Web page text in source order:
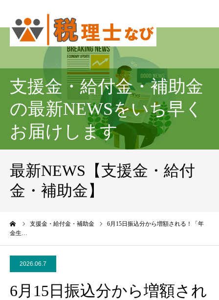
支援金・給付金・補助金
の最新NEWSをいち早く
お届けします
最新NEWS【支援金・給付
金・補助金】
支援金・給付金・補助金
6月15日振込分から増額される！「年
金生…
2026.06.7
6月15日振込分から増額され